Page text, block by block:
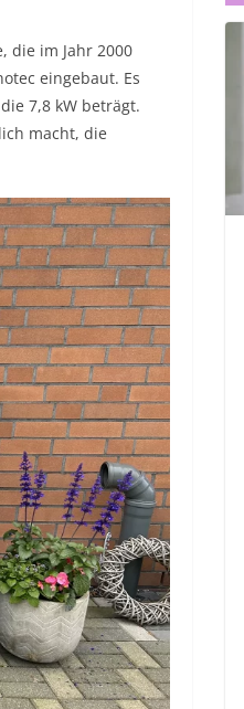
die im Jahr 2000
eingebaut. Es
7,8 kW beträgt.
macht, die